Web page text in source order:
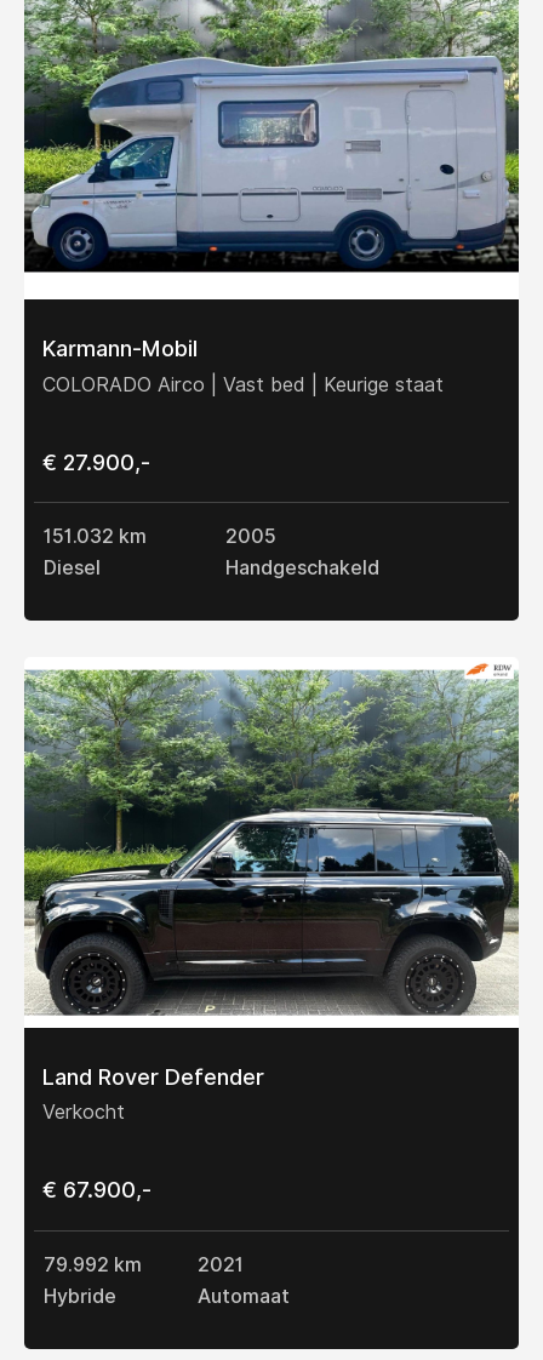
Karmann-Mobil
COLORADO Airco | Vast bed | Keurige staat
€ 27.900,-
151.032 km
2005
Diesel
Handgeschakeld
Land Rover Defender
Verkocht
€ 67.900,-
79.992 km
2021
Hybride
Automaat